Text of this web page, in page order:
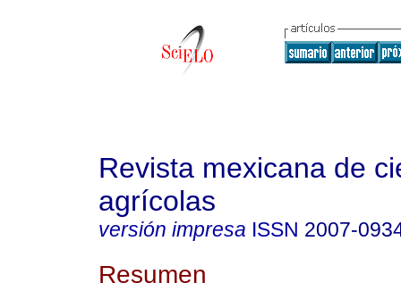
Revista mexicana de
agrícolas
versión impresa ISSN 2007-
Resumen